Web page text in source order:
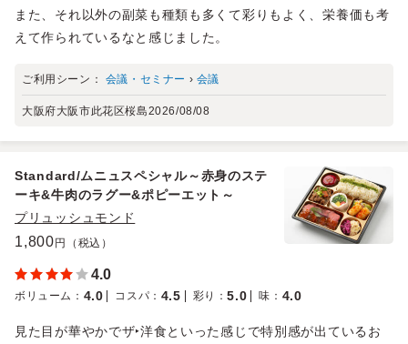
また、それ以外の副菜も種類も多くて彩りもよく、栄養価も考
えて作られているなと感じました。
ご利用シーン： 会議・セミナー › 会議
大阪府大阪市此花区桜島2026/08/08
Standard/ムニュスペシャル～赤身のステ
ーキ&牛肉のラグー&ポピーエット～
プリュッシュモンド
1,800円（税込）
4.0
ボリューム ： 4.0 コスパ ： 4.5 彩り ：5.0 味 ： 4.0
見た目が華やかでザ‣洋食といった感じで特別感が出ているお